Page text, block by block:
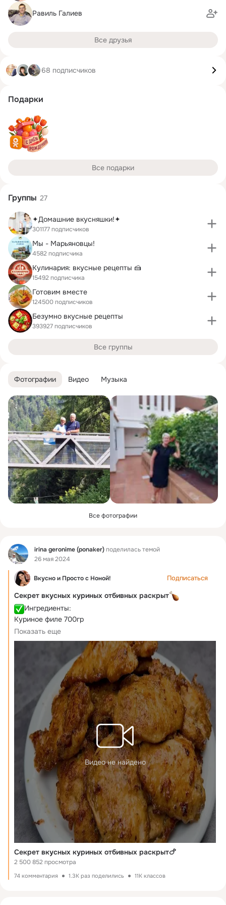
Фотографии Видео Музыка
Все фотографии
Фид irina geronime (ponaker)поделилась темой
26 мая 2024
Вкусно и Просто c Ноной! Подписаться
Секрет вкусных куриных отбивных раскрыт
Ингредиенты:
Куриное филе 700гр
Соль по вкусу
Перец по вкусу
Соевый соус 2ст л
Крахмал 1ст л
Вода 2ст л
Чеснок 2 зубчика
Итальянские травы
Приятного аппетита!
Показать еще
Видео не найдено
Секрет вкусных куриных отбивных раскрыт🍗
2 500 852 просмотра
74 комментария 1.3K раз поделились 11K классов
Равиль Галиев
Все друзья
68 подписчиков
Подарки
Все подарки
Группы 27
✦Домашние вкусняшки!✦
301177 подписчиков
Мы - Марьяновцы!
4582 подписчика
Кулинария: вкусные рецепты 🍰
15492 подписчика
Готовим вместе
124500 подписчиков
Безумно вкусные рецепты
393927 подписчиков
Все группы